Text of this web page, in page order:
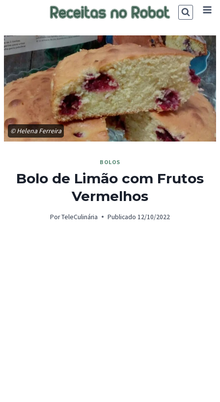
© Helena Ferreira
BOLOS
Bolo de Limão com Frutos
Vermelhos
PorTeleCulinária Publicado 12/10/2022